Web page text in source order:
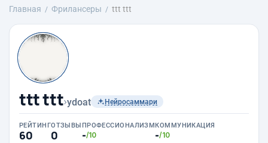
Главная Фрилансеры ttt ttt
ttt ttt›ydoat Нейросаммари
РЕЙТИНГ
60
ОТЗЫВЫ
0
ПРОФЕССИОНАЛИЗМ
-/10
КОММУНИКАЦИЯ
-/10